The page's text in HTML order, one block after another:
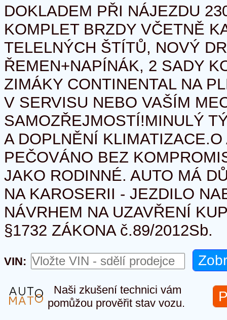
DOKLADEM PŘI NÁJEZDU
KOMPLET BRZDY VČETNĚ
TELELNÝCH ŠTÍTŮ, NOVÝ
ŘEMEN+NAPÍNÁK, 2 SADY
ZIMÁKY CONTINENTAL NA
V SERVISU NEBO VAŠÍM
SAMOZŘEJMOSTÍ!MINULÝ
A DOPLNĚNÍ
PEČOVÁNO BEZ
JAKO RODINNÉ. AUTO MÁ
NA KAROSERII - JEZDILO
NÁVRHEM NA UZAVŘENÍ
§1732 ZÁKONA č.89/2012Sb.
VIN:
Naši zkušení technici vám
pomůžou prověřit stav vozu.